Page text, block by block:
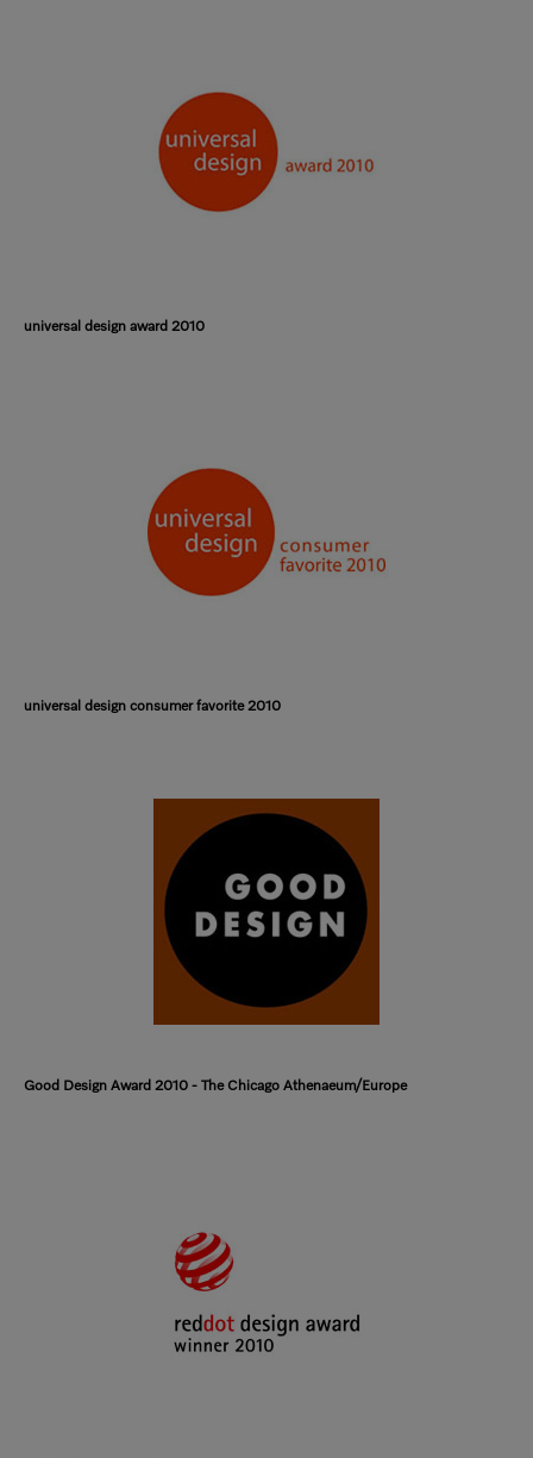
universal design award 2010
universal design consumer favorite 2010
Good Design Award 2010 - The Chicago Athenaeum/Europe